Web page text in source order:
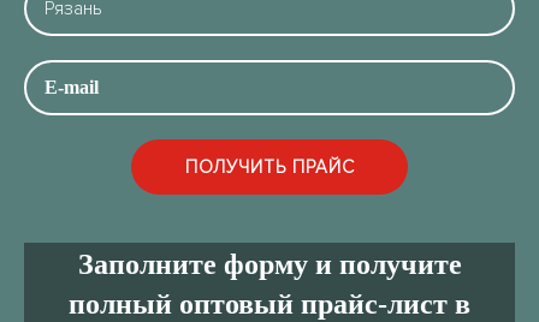
Заполните форму и получите
полный оптовый прайс-лист в